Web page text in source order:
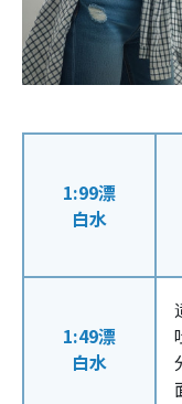
1:99漂
白水
1:49漂
白水